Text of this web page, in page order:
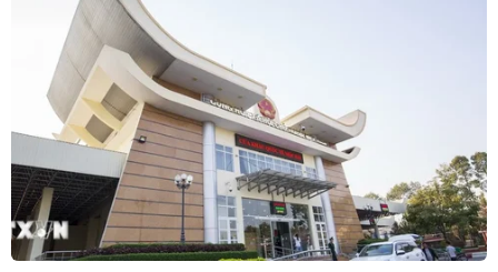
nhất châu Âu thu hẹp dự báo lợi
nhuận
05/08/2026 08:55
Lợi nhuận doanh nghiệp tăng tốc tạo
nền tảng cho thị trường chứng
khoán
05/08/2026 08:44